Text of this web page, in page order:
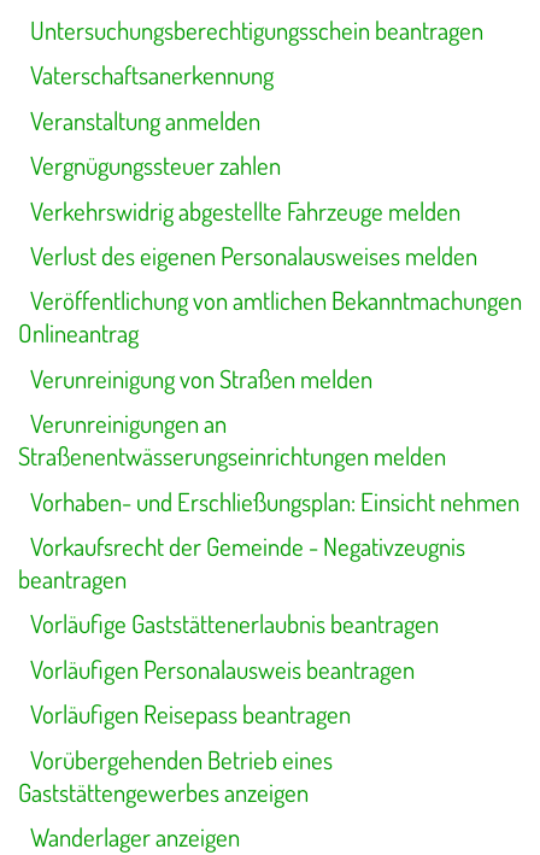
Untersuchungsberechtigungsschein beantragen
Vaterschaftsanerkennung
Veranstaltung anmelden
Vergnügungssteuer zahlen
Verkehrswidrig abgestellte Fahrzeuge melden
Verlust des eigenen Personalausweises melden
Veröffentlichung von amtlichen Bekanntmachungen
Onlineantrag
Verunreinigung von Straßen melden
Verunreinigungen an
Straßenentwässerungseinrichtungen melden
Vorhaben- und Erschließungsplan: Einsicht nehmen
Vorkaufsrecht der Gemeinde - Negativzeugnis
beantragen
Vorläufige Gaststättenerlaubnis beantragen
Vorläufigen Personalausweis beantragen
Vorläufigen Reisepass beantragen
Vorübergehenden Betrieb eines
Gaststättengewerbes anzeigen
Wanderlager anzeigen